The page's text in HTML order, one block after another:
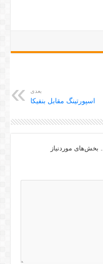
بعدی
اسپورتینگ مقابل بنفیکا
بخش‌های موردنیاز